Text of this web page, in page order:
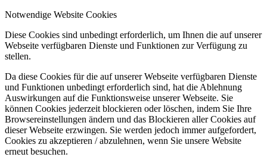
Notwendige Website Cookies
Diese Cookies sind unbedingt erforderlich, um Ihnen die auf unserer
Webseite verfügbaren Dienste und Funktionen zur Verfügung zu
stellen.
Da diese Cookies für die auf unserer Webseite verfügbaren Dienste
und Funktionen unbedingt erforderlich sind, hat die Ablehnung
Auswirkungen auf die Funktionsweise unserer Webseite. Sie
können Cookies jederzeit blockieren oder löschen, indem Sie Ihre
Browsereinstellungen ändern und das Blockieren aller Cookies auf
dieser Webseite erzwingen. Sie werden jedoch immer aufgefordert,
Cookies zu akzeptieren / abzulehnen, wenn Sie unsere Website
erneut besuchen.